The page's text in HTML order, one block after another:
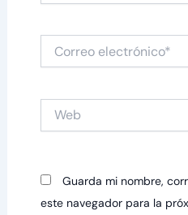
electrónico*
Guarda mi nombre,
este navegador para la